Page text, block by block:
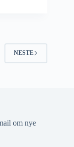
NESTE
om nye